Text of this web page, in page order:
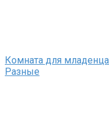
Комната для
Разные